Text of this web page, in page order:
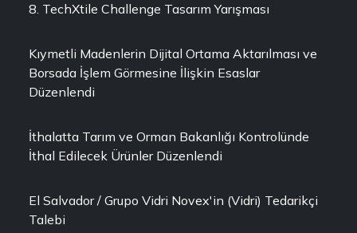
8. TechXtile Challenge Tasarım Yarışması
Kıymetli Madenlerin Dijital Ortama Aktarılması ve
Borsada İşlem Görmesine İlişkin Esaslar
Düzenlendi
İthalatta Tarım ve Orman Bakanlığı Kontrolünde
İthal Edilecek Ürünler Düzenlendi
El Salvador / Grupo Vidri Novex'in (Vidri) Tedarikçi
Talebi